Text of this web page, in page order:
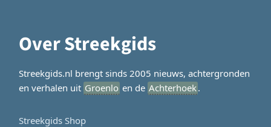
Over Streekgids
Streekgids.nl brengt sinds 2005 nieuws, achtergronden
en verhalen uit Groenlo en de Achterhoek.
Streekgids Shop